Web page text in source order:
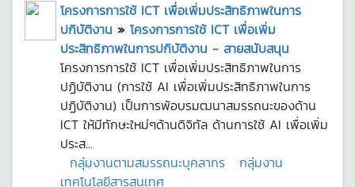
โครงการการใช้ ICT เพื่อเพิ่มประสิทธิภาพในการ
ปกิบัติงาน » โครงการการใช้ ICT เพื่อเพิ่ม
ประสิทธิภาพในการปกิบัติงาน - สายสนับสนุน
โครงการการใช้ ICT เพื่อเพิ่มประสิทธิภาพในการ
ปฏิบัติงาน (การใช้ AI เพื่อเพิ่มประสิทธิภาพในการ
ปฏิบัติงาน) เป็นการพัอบรมฒนาสมรรถนะของด้าน
ICT ให้มีทักษะใหม่ๆด้านดิจิทัล ด้านการใช้ AI เพื่อเพิ่ม
ประส...
กลุ่มงานตามสมรรถนะบุคลากร
กลุ่มงาน
เทคโนโลยีสารสนเทศ